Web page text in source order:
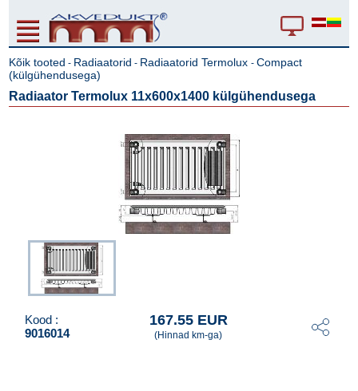
Kõik tooted - Radiaatorid - Radiaatorid Termolux-Compact
(külgühendusega)
Radiaator Termolux 11x600x1400 külgühendusega
Kood :
9016014
167.55 EUR
(Hinnad km-ga)